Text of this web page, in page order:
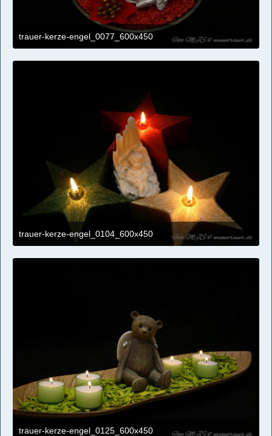
trauer-kerze-engel_0077_600x450
4. April 2021 um 11:09
trauer-kerze-engel_0104_600x450
4. April 2021 um 11:09
trauer-kerze-engel_0125_600x450